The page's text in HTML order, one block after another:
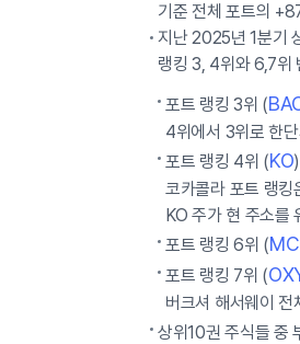
기준 전체 포트의
지난 2025년 1분기
랭킹 3, 4위와 6,7위
포트 랭킹 3위 (
4위에서 3위로 한
포트 랭킹 4위 (KO
코카콜라 포트 랭킹
KO 주가 현 주소를
포트 랭킹 6위 (
포트 랭킹 7위 (
버크셔 해서웨이
상위10권 주식들 중